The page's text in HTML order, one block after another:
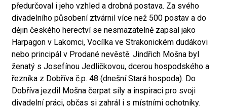
předurčoval i jeho vzhled a drobná postava. Za svého
divadelního působení ztvárnil více než 500 postav a do
dějin českého herectví se nesmazatelně zapsal jako
Harpagon v Lakomci, Vocílka ve Strakonickém dudákovi
nebo principál v Prodané nevěstě. Jindřich Mošna byl
ženatý s Josefínou Jedličkovou, dcerou hospodského a
řezníka z Dobříva č.p. 48 (dnešní Stará hospoda). Do
Dobříva jezdil Mošna čerpat síly a inspiraci pro svoji
divadelní práci, občas si zahrál i s místními ochotníky.